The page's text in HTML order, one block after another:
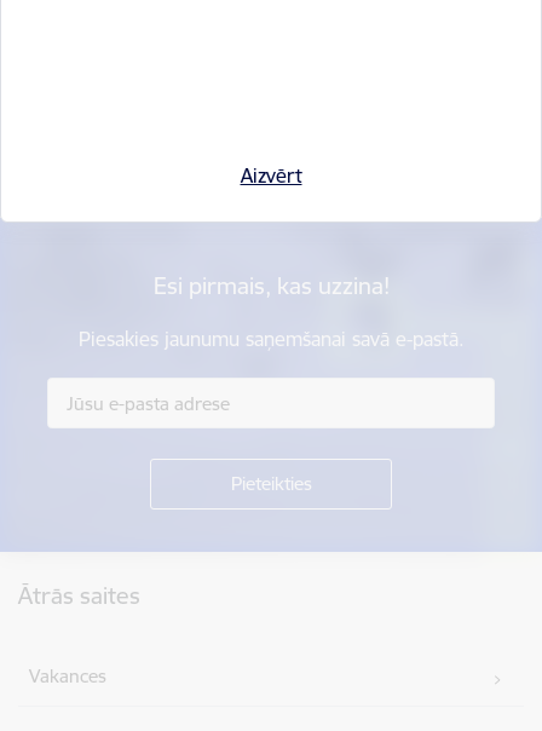
Aizvērt
Esi pirmais, kas uzzina!
Piesakies jaunumu saņemšanai savā e-pastā.
Ātrās saites
Vakances